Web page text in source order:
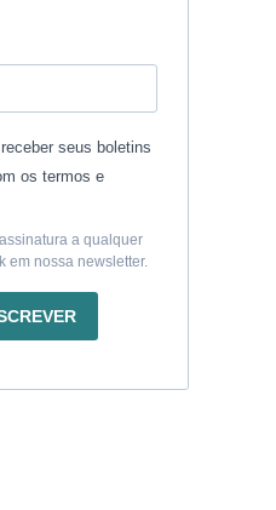
seus boletins
os termos e
a qualquer
em nossa newsletter.